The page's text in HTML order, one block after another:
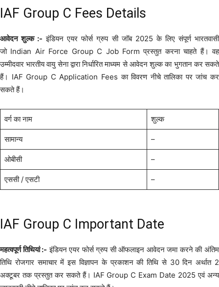
IAF Group C Fees Details
आवेदन शुल्क :- इंडियन एयर फोर्स ग्रुप सी जॉब 2025 के लिए संपूर्ण भारतवासी
जो Indian Air Force Group C Job Form प्रस्तुत करना चाहते हैं। वह
उम्मीदवार भारतीय वायु सेना द्वारा निर्धारित माध्यम से आवेदन शुल्क का भुगतान कर सकते
हैं। IAF Group C Application Fees का विवरण नीचे तालिका पर जांच कर
सकते हैं।
वर्ग का नाम शुल्क
सामान्य –
ओबीसी –
एससी / एसटी –
IAF Group C Important Date
महत्वपूर्ण तिथियां :- इंडियन एयर फोर्स ग्रुप सी ऑफलाइन आवेदन जमा करने की अंतिम
तिथि रोजगार समाचार में इस विज्ञापन के प्रकाशन की तिथि से 30 दिन अर्थात 2
अक्टूबर तक प्रस्तुत कर सकते हैं। IAF Group C Exam Date 2025 एवं अन्य